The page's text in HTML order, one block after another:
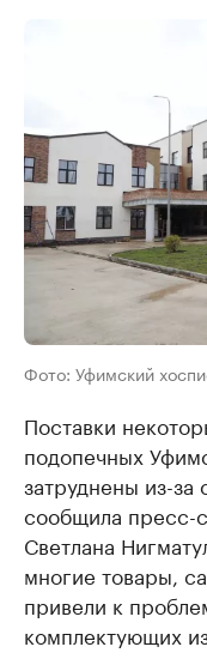
Фото: Уфимский
Поставки
подопечных
затруднены из-
сообщила пресс-
Светлана
многие товары,
привели к
комплектующих